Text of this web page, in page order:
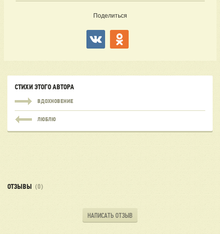
Поделиться
СТИХИ ЭТОГО АВТОРА
ВДОХНОВЕНИЕ
ЛЮБЛЮ
ОТЗЫВЫ (0)
НАПИСАТЬ ОТЗЫВ